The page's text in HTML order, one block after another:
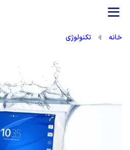
خانه تکنولوژی